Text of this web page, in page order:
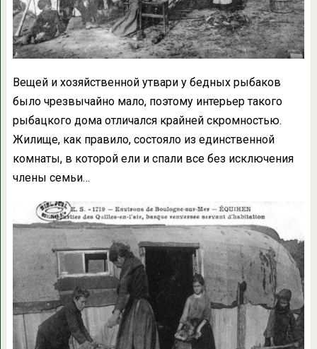
Вещей и хозяйственной утвари у бедных рыбаков
было чрезвычайно мало, поэтому интерьер такого
рыбацкого дома отличался крайней скромностью.
Жилище, как правило, состояло из единственной
комнаты, в которой ели и спали все без исключения
члены семьи…